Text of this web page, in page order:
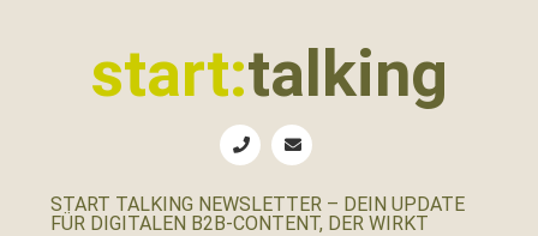
start:talking
B2B-
START TALKING NEWSLETTER – DEIN UPDATE
FÜR DIGITALEN B2B-CONTENT, DER WIRKT